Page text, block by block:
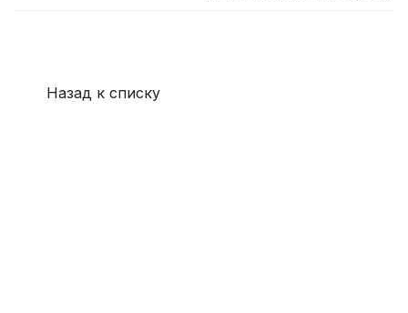
Назад к списку